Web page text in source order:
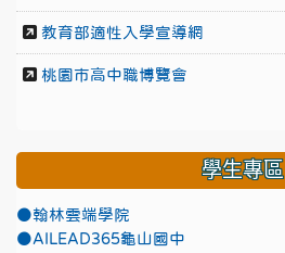
教育部適性入學宣導網
桃園市高中職博覽會
學生專區
●翰林雲端學院
●AILEAD365龜山國中